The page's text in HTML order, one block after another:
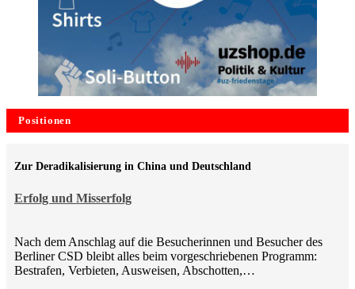
Positionen
Erfolg und Misserfolg
Zur Deradikalisierung in China und Deutschland
Nach dem Anschlag auf die Besucherinnen und Besucher des
Berliner CSD bleibt alles beim vorgeschriebenen Programm:
Bestrafen, Verbieten, Ausweisen, Abschotten,…